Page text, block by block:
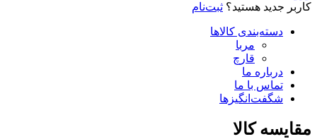
کاربر جدید هستید؟ ثبت‌نام
دسته‌بندی کالاها
مربا
قارچ
درباره ما
تماس با ما
شگفت‌انگیزها
مقایسه کالا